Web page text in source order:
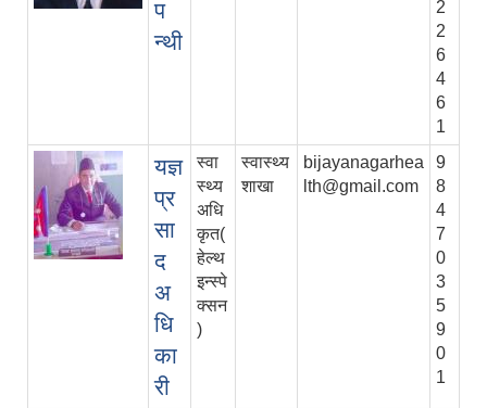
प
न्थी
2
2
6
4
6
1
यज्ञ
प्र
सा
द
अ
धि
का
री
स्वा
स्थ्य
अधि
कृत(
हेल्थ
इन्स्पे
क्सन
)
स्वास्थ्य
शाखा
bijayanagarhea
lth@gmail.com
9
8
4
7
0
3
5
9
0
1